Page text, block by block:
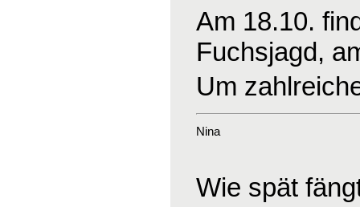
Am 18.10.
Fuchsjagd,
Um
Nina
Wie spät